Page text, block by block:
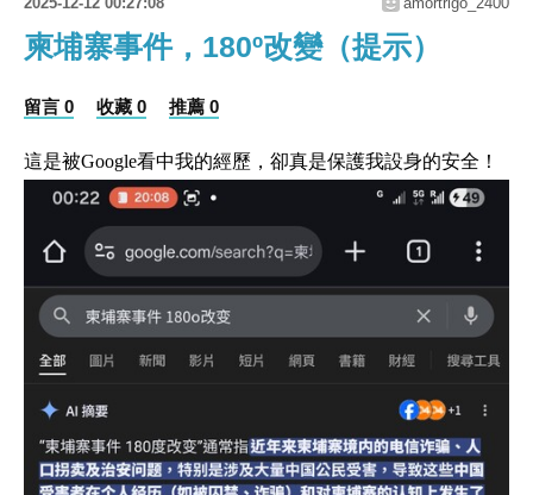
柬埔寨事件，180º改變（提示）
留言 0 收藏 0 推薦 0
這是被Google看中我的經歷，卻真是保護我設身的安全！